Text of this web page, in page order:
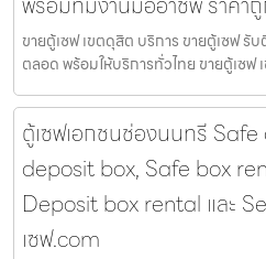
ขายตู้เซฟ เขตดุสิต บริการ ขายตู้เซฟ
ตลอด พร้อมให้บริการทั่วไทย ขายตู้เซฟ
ตู้เซฟเอกชนช่องนนทรี
deposit box, Safe box
Deposit box rental และ
เซฟ.com